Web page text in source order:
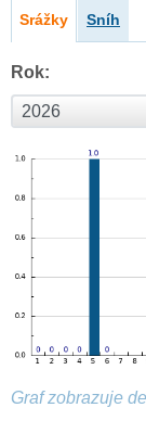
Srážky Sníh
Rok:
Graf zobrazuje